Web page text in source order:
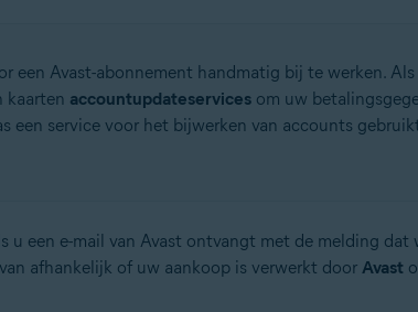
een Avast-abonnement handmatig bij te werken.
kaarten accountupdateservicesom uw
service voor het bijwerken van accounts
een e-mail van Avast ontvangt met de melding
afhankelijk of uw aankoop is verwerkt door Avast